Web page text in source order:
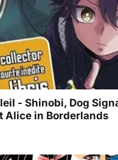
- Shinobi, Dog
Alice in Borderlands